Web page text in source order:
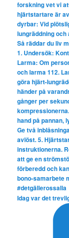
Idag var det